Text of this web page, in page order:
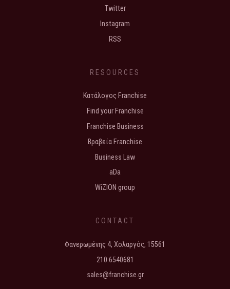
Twitter
Instagram
RSS
RESOURCES
Κατάλογος Franchise
Find your Franchise
Franchise Business
Βραβεία Franchise
Business Law
aDa
WiZION group
CONTACT
Φανερωμένης 4, Χολαργός, 15561
210.6540681
sales@franchise.gr